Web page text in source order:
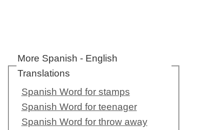
More Spanish - English
Translations
Spanish Word for stamps
Spanish Word for teenager
Spanish Word for throw away